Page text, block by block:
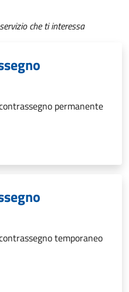
che ti interessa
permanente
temporaneo